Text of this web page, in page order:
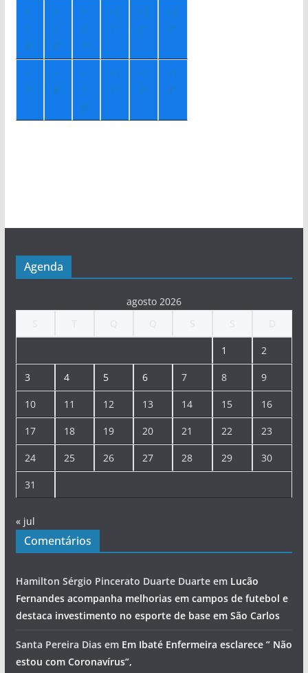
+
1
8°
+
2
0°
+
2
1°
+2
1°
+2
2°
+2
2°
+
7°
+
8°
+
1
0°
+1
1°
+1
2°
+1
4°
Agenda
agosto 2026
1 2
3 4 5 6 7 8 9
10 11 12 13 14 15 16
17 18 19 20 21 22 23
24 25 26 27 28 29 30
31
« jul
Comentários
Hamilton Sérgio Pincerato Duarte Duarteem Lucão
Fernandes acompanha melhorias em campos de futebol e
destaca investimento no esporte de base em São Carlos
Santa Pereira Diasem Em Ibaté Enfermeira esclarece ” Não
estou com Coronavírus”,